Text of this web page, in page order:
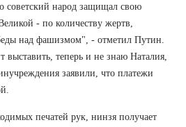
советский народ защищал свою
- по количеству жертв,
над фашизмом", - отметил Путин.
выставить, теперь и не знаю Наталия,
заявили, что платежи
печатей рук, нинзя получает